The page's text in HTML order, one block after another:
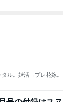
シィ2026年
年ビリ＆不登校！！
風船用はどこで